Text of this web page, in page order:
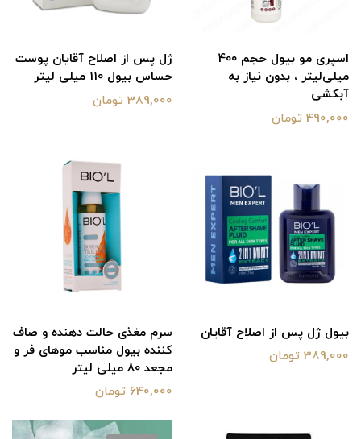
اسپری مو بیول حجم 400
میلی‌لیتر ، بدون نیاز به
آبکشی
490,000 تومان
ژل پس از اصلاح آقایان پوست
حساس بیول 110 میلی لیتر
389,000 تومان
بیول ژل پس از اصلاح آقایان
389,000 تومان
سرم مغذی حالت دهنده و صاف
کننده بیول مناسب موهای فر و
مجعد 80 میلی لیتر
640,000 تومان